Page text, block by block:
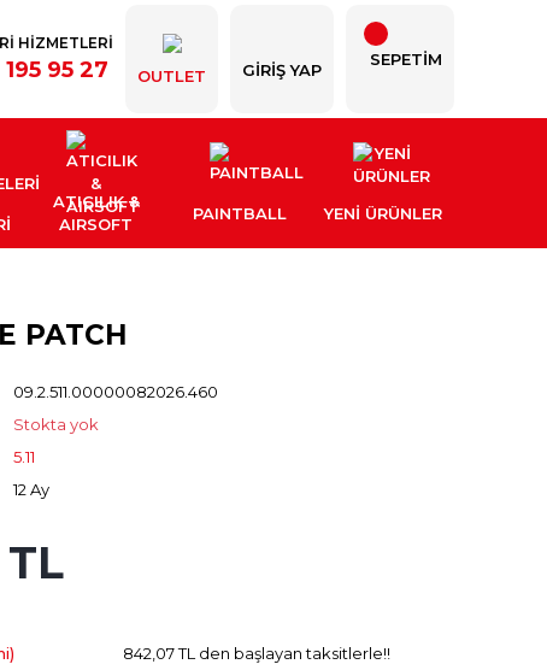
HİZMETLERİ
95 27 OUTLET GIRIŞ YAP
SEPETİM
ATICILIK &
AIRSOFT
PAINTBALL YENI ÜRÜNLER
PATCH
09.2.511.00000082026.460
Stokta yok
5.11
12 Ay
842,07 TL den başlayan taksitlerle!!